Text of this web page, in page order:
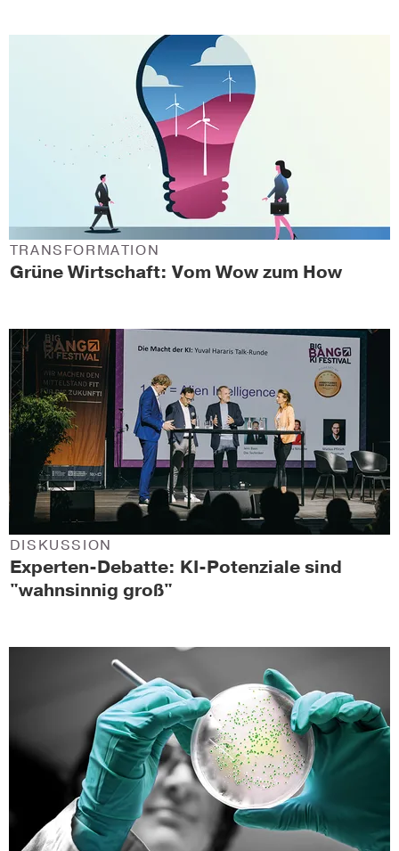
Grüne Wirtschaft: Vom Wow zum How
TRANSFORMATION
Experten-Debatte: KI-Potenziale sind
"wahnsinnig groß"
DISKUSSION